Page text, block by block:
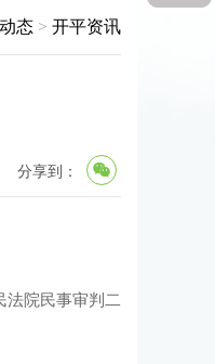
态 > 开平资讯
分享到：
法院民事审判二